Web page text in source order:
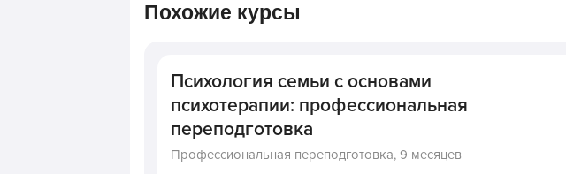
Похожие курсы
Психология семьи с основами
психотерапии: профессиональная
переподготовка
Профессиональная переподготовка, 9 месяцев